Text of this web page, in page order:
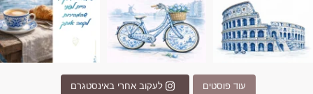
עוד פוסטים לעקוב אחרי באינסטגרם